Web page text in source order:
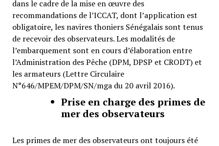
dans le cadre de la mise en œuvre des
recommandations de l’ICCAT, dont l’application est
obligatoire, les navires thoniers Sénégalais sont tenus
de recevoir des observateurs. Les modalités de
l’embarquement sont en cours d’élaboration entre
l’Administration des Pêche (DPM, DPSP et CRODT) et
les armateurs (Lettre Circulaire
N°646/MPEM/DPM/SN/mga du 20 avril 2016).
Prise en charge des primes de
mer des observateurs
Les primes de mer des observateurs ont toujours été